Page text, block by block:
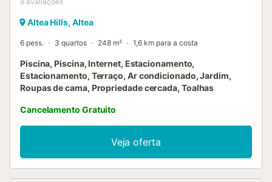
Altea Hills, Altea
6 pess. 3 quartos 248 m² 1,6 km para a costa
Piscina, Piscina, Internet, Estacionamento,
Estacionamento, Terraço, Ar condicionado, Jardim,
Roupas de cama, Propriedade cercada, Toalhas
Cancelamento Gratuito
Veja oferta